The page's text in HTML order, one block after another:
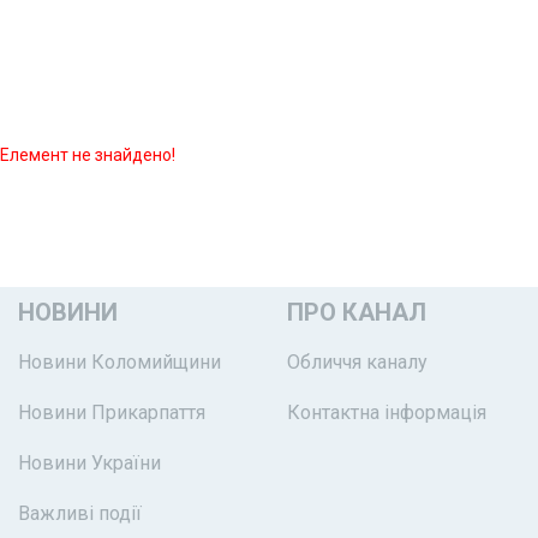
Елемент не знайдено!
НОВИНИ
Новини Коломийщини
Новини Прикарпаття
Новини України
Важливі події
ПРО КАНАЛ
Обличчя каналу
Контактна інформація